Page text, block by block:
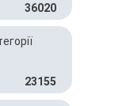
36020
23155